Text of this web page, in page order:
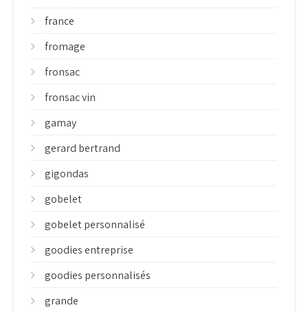
france
fromage
fronsac
fronsac vin
gamay
gerard bertrand
gigondas
gobelet
gobelet personnalisé
goodies entreprise
goodies personnalisés
grande